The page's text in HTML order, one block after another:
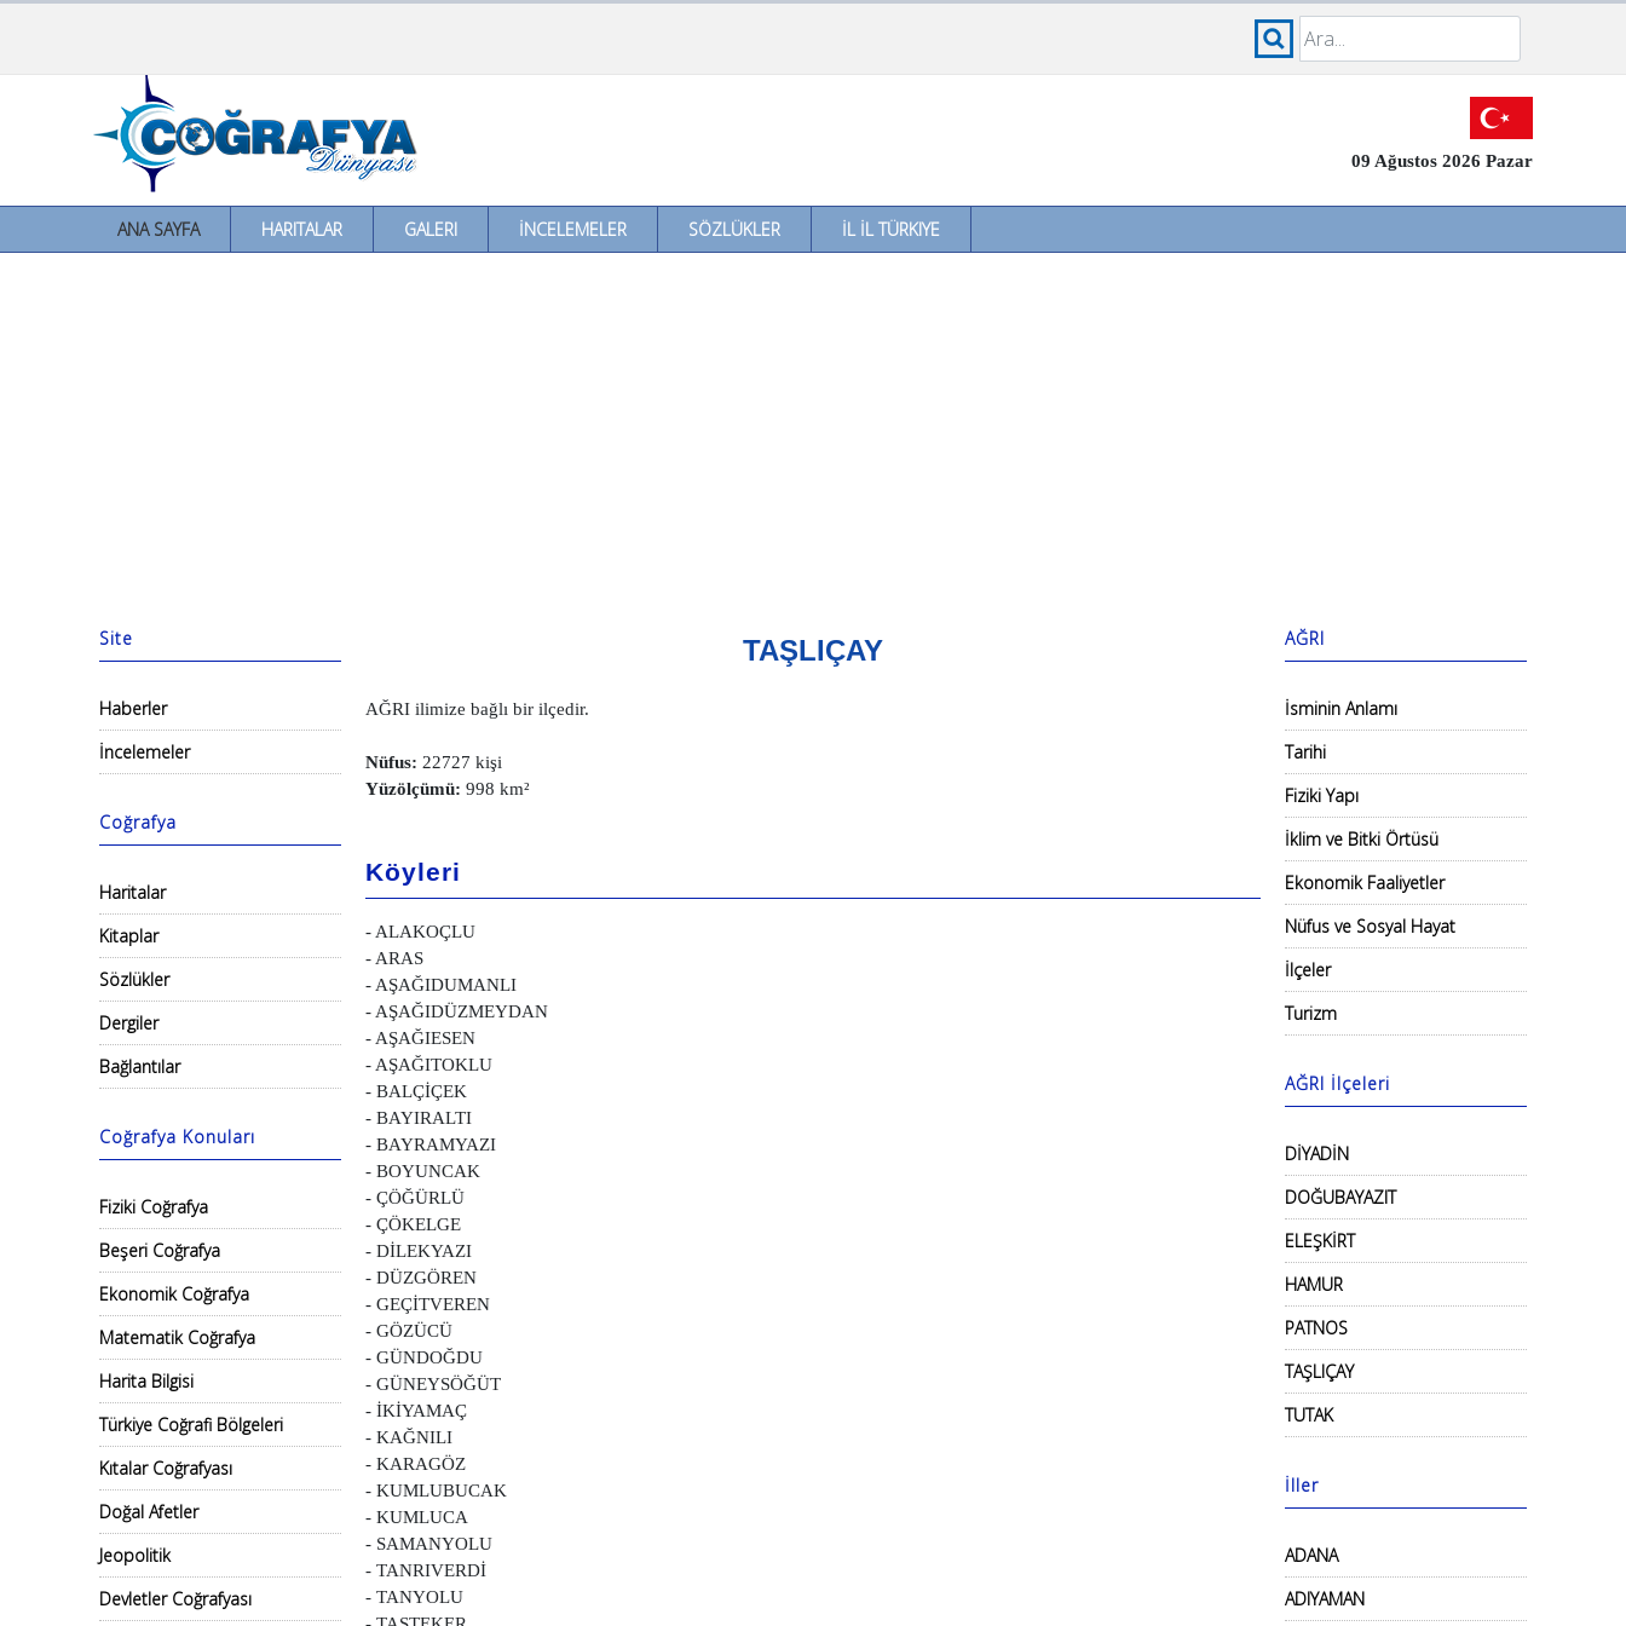
09 Ağustos 2026 Pazar
ANA SAYFA HARITALAR GALERI İNCELEMELER SÖZLÜKLER İL İL TÜRKIYE
Site
Haberler
İncelemeler
Coğrafya
Haritalar
Kitaplar
Sözlükler
Dergiler
Bağlantılar
Coğrafya Konuları
Fiziki Coğrafya
Beşeri Coğrafya
Ekonomik Coğrafya
Matematik Coğrafya
Harita Bilgisi
Türkiye Coğrafi Bölgeleri
Kıtalar Coğrafyası
Doğal Afetler
Jeopolitik
Devletler Coğrafyası
TAŞLIÇAY
AĞRI ilimize bağlı bir ilçedir.
Nüfus: 22727 kişi
Yüzölçümü: 998 km²
Köyleri
- ALAKOÇLU
- ARAS
- AŞAĞIDUMANLI
- AŞAĞIDÜZMEYDAN
- AŞAĞIESEN
- AŞAĞITOKLU
- BALÇİÇEK
- BAYIRALTI
- BAYRAMYAZI
- BOYUNCAK
- ÇÖĞÜRLÜ
- ÇÖKELGE
- DİLEKYAZI
- DÜZGÖREN
- GEÇİTVEREN
- GÖZÜCÜ
- GÜNDOĞDU
- GÜNEYSÖĞÜT
- İKİYAMAÇ
- KAĞNILI
- KARAGÖZ
- KUMLUBUCAK
- KUMLUCA
- SAMANYOLU
- TANRIVERDİ
- TANYOLU
AĞRI
İsminin Anlamı
Tarihi
Fiziki Yapı
İklim ve Bitki Örtüsü
Ekonomik Faaliyetler
Nüfus ve Sosyal Hayat
İlçeler
Turizm
AĞRI İlçeleri
DİYADİN
DOĞUBAYAZIT
ELEŞKİRT
HAMUR
PATNOS
TAŞLIÇAY
TUTAK
İller
ADANA
ADIYAMAN